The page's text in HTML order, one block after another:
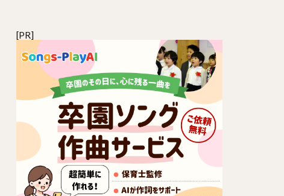
[PR]